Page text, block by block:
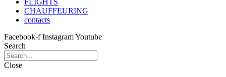
CHAUFFEURING
contacts
Facebook-f InstagramYoutube
Search
Close